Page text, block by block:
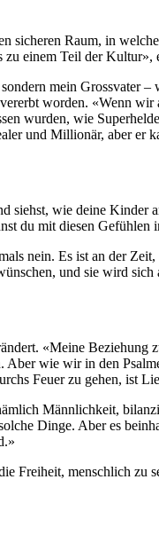
sicheren Raum, in
einem Teil der Kultur»,
mein Grossvater
worden. «Wenn
wurden, wie
und Millionär, aber er
siehst, wie deine
du mit diesen Gefühlen
nein. Es ist an der
und sie wird
«Meine
wie wir in den
Feuer zu gehen, ist
Männlichkeit,
Dinge. Aber es
Freiheit, menschlich